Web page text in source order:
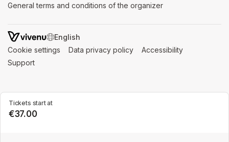
Tickets start at
€37.00
General terms and conditions of the organizer
SWITCH LANGUAGE
Cookie settings (opens in a new tab)
Data privacy policy (opens in a new tab)
Accessibility
Support